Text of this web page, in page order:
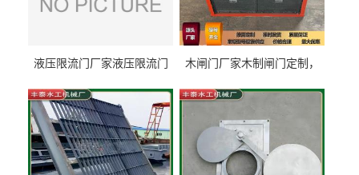
液压限流门厂家液压限流门
泰制造
木闸门厂家木制闸门定制，
型号齐全